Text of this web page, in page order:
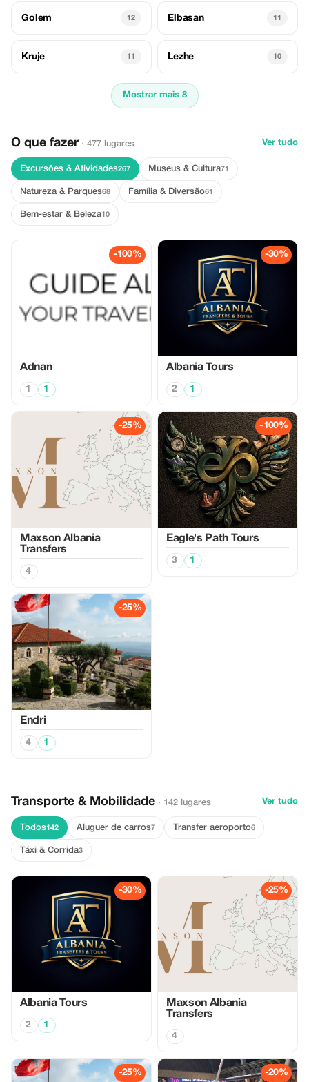
Golem 12 Elbasan 11
Kruje 11 Lezhe 10
Mostrar mais 8
O que fazer · 477 lugares Ver tudo
Excursões & Atividades267 Museus & Cultura71
Natureza & Parques68 Família & Diversão61
Bem-estar & Beleza10
-100%
Adnan
1 1
-30%
Albania Tours
2 1
-25%
Maxson Albania
Transfers
4
-100%
Eagle's Path Tours
3 1
-25%
Endri
4 1
Transporte & Mobilidade · 142 lugares Ver tudo
Todos142 Aluguer de carros7 Transfer aeroporto6
Táxi & Corrida3
-30%
Albania Tours
2 1
-25%
Maxson Albania
Transfers
4
-25% -20%